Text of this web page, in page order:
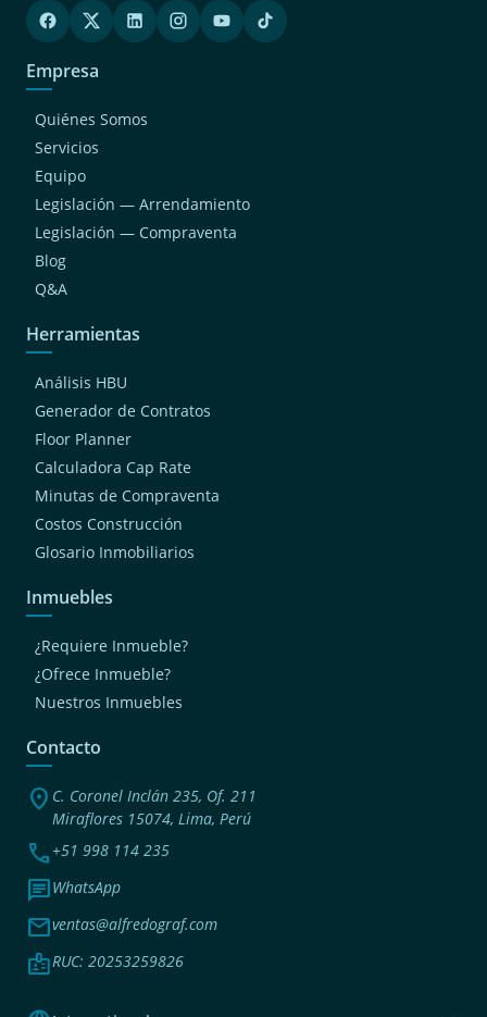
Empresa
Quiénes Somos
Servicios
Equipo
Legislación — Arrendamiento
Legislación — Compraventa
Blog
Q&A
Herramientas
Análisis HBU
Generador de Contratos
Floor Planner
Calculadora Cap Rate
Minutas de Compraventa
Costos Construcción
Glosario Inmobiliarios
Inmuebles
¿Requiere Inmueble?
¿Ofrece Inmueble?
Nuestros Inmuebles
Contacto
location_on C. Coronel Inclán 235, Of. 211
Miraflores 15074, Lima, Perú
phone+51 998 114 235
chatWhatsApp
mailventas@alfredograf.com
badgeRUC: 20253259826